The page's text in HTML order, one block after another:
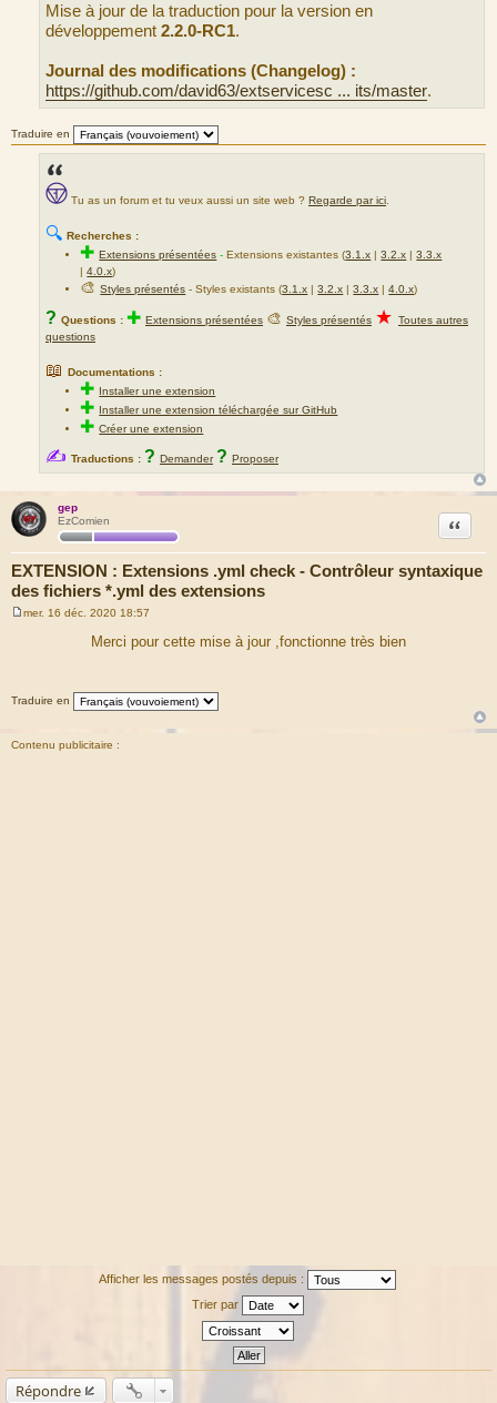
Mise à jour de la traduction pour la version en
développement 2.2.0-RC1.
Journal des modifications (Changelog) :
https://github.com/david63/extservicesc ... its/master.
Traduire en
Tu as un forum et tu veux aussi un site web ? Regarde par ici.
🔍 Recherches :
✚Extensions présentées -Extensions existantes (3.1.x |3.2.x |3.3.x
|4.0.x)
🎨Styles présentés - Styles existants (3.1.x |3.2.x |3.3.x |4.0.x)
? Questions : ✚ Extensions présentées 🎨 Styles présentés ★ Toutes autres
questions
📖 Documentations :
✚ Installer une extension
✚ Installer une extension téléchargée sur GitHub
✚Créer une extension
✍ Traductions : ? Demander ? Proposer
gep
EzComien
EXTENSION : Extensions .yml check - Contrôleur syntaxique
des fichiers *.yml des extensions
Citation
e
mer. 16 déc. 2020 18:57
Merci pour cette mise à jour ,fonctionne très bien
Traduire en
Contenu publicitaire :
Afficher les messages postés depuis :
Trier par
Répondre